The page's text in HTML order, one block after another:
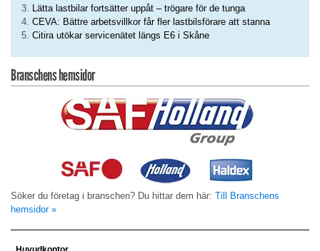
Lätta lastbilar fortsätter uppåt – trögare för de tunga
CEVA: Bättre arbetsvillkor får fler lastbilsförare att stanna
Citira utökar servicenätet längs E6 i Skåne
Branschens hemsidor
Söker du företag i branschen? Du hittar dem här: Till Branschens
hemsidor »